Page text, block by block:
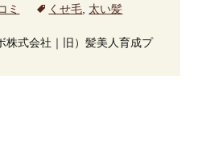
ミ くせ毛 太い髪
株式会社｜旧）髪美人育成プ